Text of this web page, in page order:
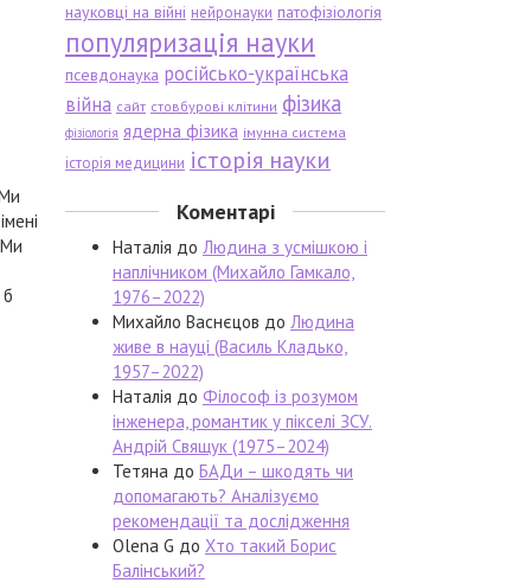
науковці на війні нейронауки патофізіологія
популяризація науки
псевдонаука російсько-українська
війна сайт стовбурові клітини фізика
фізіологія ядерна фізика імунна система
історія медицини історія науки
Коментарі
Наталія до Людина з усмішкою і
наплічником (Михайло Гамкало,
1976–2022)
Михайло Васнєцов до Людина
живе в науці (Василь Кладько,
1957–2022)
Наталія до Філософ із розумом
інженера, романтик у пікселі ЗСУ.
Андрій Свящук (1975–2024)
Тетяна до БАДи – шкодять чи
допомагають? Аналізуємо
рекомендації та дослідження
Olena G до Хто такий Борис
Балінський?